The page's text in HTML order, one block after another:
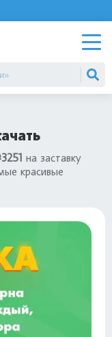
на заставку
красивые